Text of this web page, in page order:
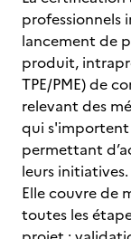
professionnels
lancement de
produit,
TPE/PME) de
relevant des
qui s'importent
permettant
leurs initiatives.
Elle couvre de
toutes les